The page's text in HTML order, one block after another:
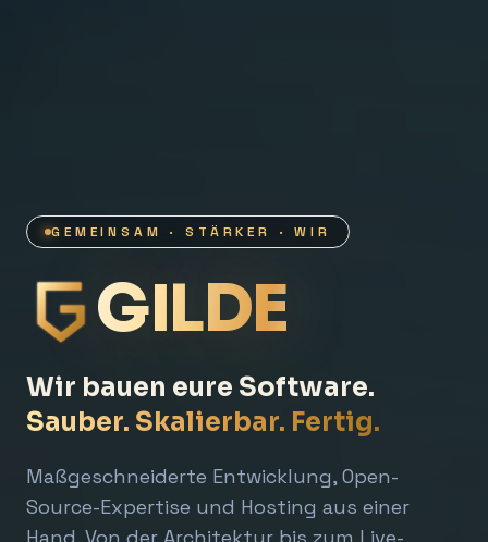
GEMEINSAM · STÄRKER · WIR
GILDE
Wir bauen eure Software.
Sauber. Skalierbar. Fertig.
Maßgeschneiderte Entwicklung, Open-
Source-Expertise und Hosting aus einer